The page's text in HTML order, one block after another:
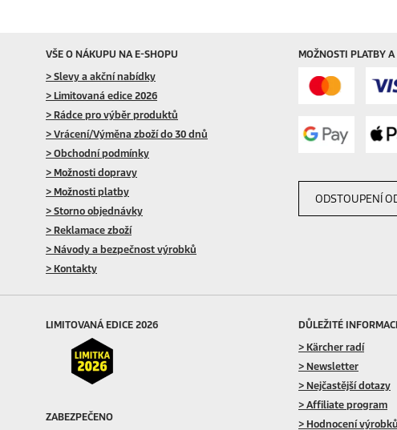
VŠE O NÁKUPU NA E-SHOPU
> Slevy a akční nabídky
> Limitovaná edice 2026
> Rádce pro výběr produktů
> Vrácení/Výměna zboží do 30 dnů
> Obchodní podmínky
> Možnosti dopravy
> Možnosti platby
> Storno objednávky
> Reklamace zboží
> Návody a bezpečnost výrobků
> Kontakty
MOŽNOSTI PLATBY
ODSTOUPENÍ
LIMITOVANÁ EDICE 2026
ZABEZPEČENO
DŮLEŽITÉ
> Kärcher radí
> Newsletter
> Nejčastější dotazy
> Affiliate program
> Hodnocení výrobků